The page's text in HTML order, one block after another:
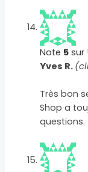
Note 5 sur
Yves R.
Très bon
Shop a
questions.